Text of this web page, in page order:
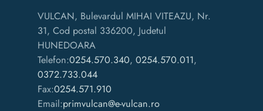
VULCAN, Bulevardul MIHAI VITEAZU, Nr.
31, Cod postal 336200, Judetul
HUNEDOARA
Telefon:0254.570.340, 0254.570.011,
0372.733.044
Fax:0254.571.910
Email:primvulcan@e-vulcan.ro